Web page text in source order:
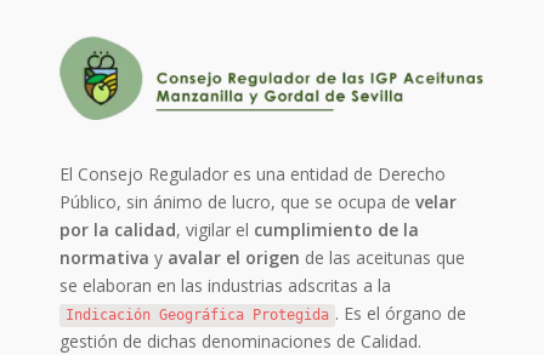
El Consejo Regulador es una entidad de Derecho
Público, sin ánimo de lucro, que se ocupa develar
por la calidad, vigilar el cumplimiento de la
normativa y avalar el origen de las aceitunas que
se elaboran en las industrias adscritas a la
Indicación Geográfica Protegida . Es el órgano de
gestión de dichas denominaciones de Calidad.